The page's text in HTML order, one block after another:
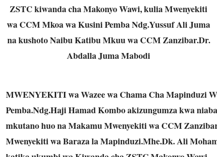
ZSTC kiwanda cha Makonyo Wawi, kulia Mwenyekiti
wa CCM Mkoa wa Kusini Pemba Ndg.Yussuf Ali Juma
na kushoto Naibu Katibu Mkuu wa CCM Zanzibar.Dr.
Abdalla Juma Mabodi
MWENYEKITI wa Wazee wa Chama Cha Mapinduzi
Pemba.Ndg.Haji Hamad Kombo akizungumza kwa
mkutano huo na Makamu Mwenyekiti wa CCM
Mwenyekiti wa Baraza laMapinduzi.Mhe.Dk. Ali